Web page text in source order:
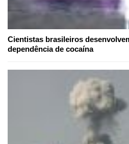
Cientistas brasileiros
dependência de cocaína